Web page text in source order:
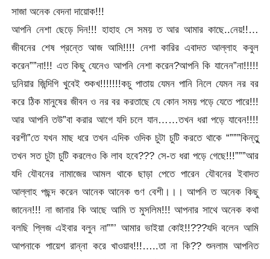
সাজা অনেক বেদনা দায়োক!!!
আপনি নেশা ছেড়ে দিন!!! হাহাহ সে সময় ত আর আমার কাছে..নেয়!!…
জীবনের শেষ প্রন্তে আজ আমি!!!! নেশা কারির এবাদত আল্লাহ কবুল
করেন””না!!! এত কিছু যেনেও আপনি নেশা করেন?আপনি কি যানেন”না!!!!!
দুনিয়ার জিন্দিগি খুবেই শুকখ!!!!!!!কচু পাতায় যেমন পানি নিলে যেমন নর বর
করে ঠিক মানুষের জীবন ও নর বর করতাছে যে কোন সময় পড়ে যেতে পারে!!!
আর আপনি তউ”বা করার আগে যদি চলে যান……তখন ধরা পড়ে যাবেন!!!!
বরশী”তে যখন মাছ ধরে তখন এদিক ওদিক চুটা চুটি করতে থাকে “”””কিন্তুু
তখন সত চুটা চুটি করলেও কি লাব হবে??? সে-ত ধরা পড়ে গেছে!!!”””আর
যদি যৌবনের নামাজের আমল থাকে ছাড়া পেতে পারেন যৌবনের ইবাদত
আল্লাহ পছন্দ করেন আনেক আনেক গুণ বেশী।।। আপনি ত অনেক কিছু
জানেন!!! না জানার কি আছে আমি ত মুসলিম!!! আপনার সাথে অনেক কথা
বলছি প্লিজ এইবার বলুন না””’ আমার ভাইয়া কোই!!???যদি বলেন আমি
আপনাকে পায়েশ রান্না করে খাওয়াব!!!…..তা না কি?? শুনলাম আপনিত